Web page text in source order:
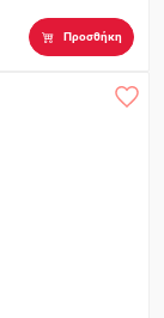
Προσθήκη